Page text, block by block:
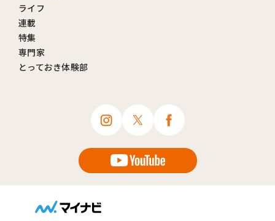
ライフ
連載
特集
専門家
とっておき体験部